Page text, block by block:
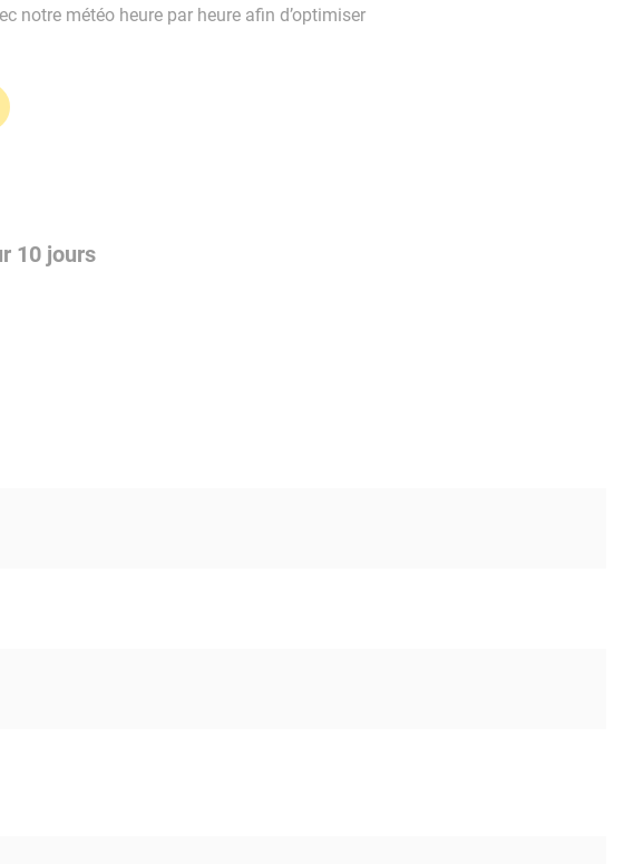
notre météo heure par heure afin d’optimiser
10 jours